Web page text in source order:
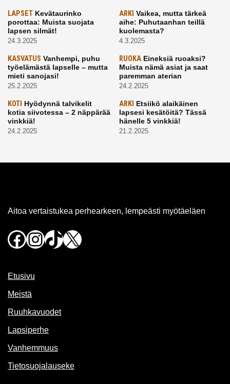
LAPSET Kevätaurinko
porottaa: Muista suojata
lapsen silmät!
24.3.2025
ARKI Vaikea, mutta tärkeä
aihe: Puhutaanhan teillä
kuolemasta?
4.3.2025
KASVATUS Vanhempi, puhu
työelämästä lapselle – mutta
mieti sanojasi!
25.2.2025
RUOKAEineksiä ruoaksi?
Muista nämä asiat ja saat
paremman aterian
24.2.2025
KOTI Hyödynnä talvikelit
kotia siivotessa – 2 näppärää
vinkkiä!
24.2.2025
ARKI Etsiikö alaikäinen
lapsesi kesätöitä? Tässä
hänelle 5 vinkkiä!
21.2.2025
Aitoa vertaistukea perhearkeen, lempeästi myötäeläen
Facebook
Instagram
TikTok
X
Etusivu
Meistä
Ruuhkavuodet
Lapsiperhe
Vanhemmuus
Tietosuojalauseke